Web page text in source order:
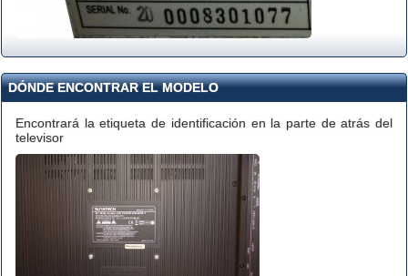
DÓNDE ENCONTRAR EL MODELO
Encontrará la etiqueta de identificación en la parte de atrás del
televisor